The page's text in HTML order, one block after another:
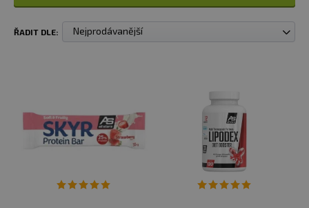
ŘADIT DLE: Nejprodávanější